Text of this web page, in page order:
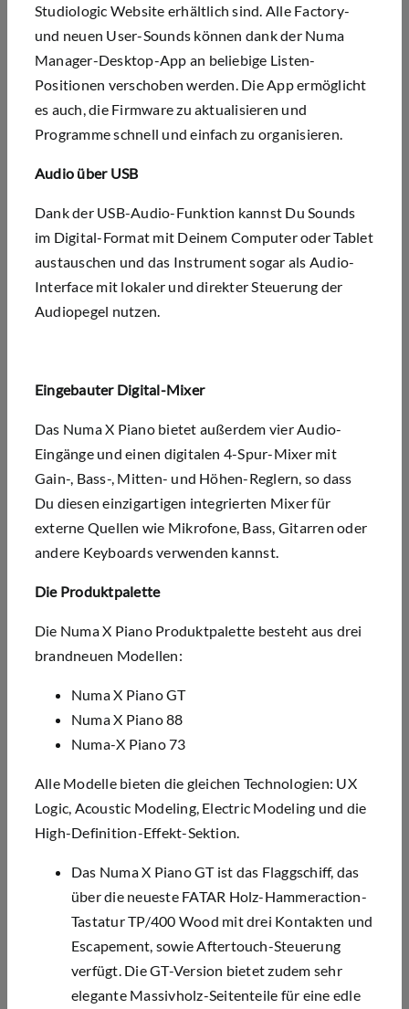
Studiologic Website erhältlich sind. Alle Factory-
und neuen User-Sounds können dank der Numa
Manager-Desktop-App an beliebige Listen-
Positionen verschoben werden. Die App ermöglicht
es auch, die Firmware zu aktualisieren und
Programme schnell und einfach zu organisieren.
Audio über USB
Dank der USB-Audio-Funktion kannst Du Sounds
im Digital-Format mit Deinem Computer oder Tablet
austauschen und das Instrument sogar als Audio-
Interface mit lokaler und direkter Steuerung der
Audiopegel nutzen.
Eingebauter Digital-Mixer
Das Numa X Piano bietet außerdem vier Audio-
Eingänge und einen digitalen 4-Spur-Mixer mit
Gain-, Bass-, Mitten- und Höhen-Reglern, so dass
Du dieseneinzigartigen integrierten Mixer für
externe Quellen wie Mikrofone, Bass, Gitarren oder
andere Keyboards verwenden kannst.
Die Produktpalette
Die Numa X Piano Produktpalette besteht aus drei
brandneuen Modellen:
Numa X Piano GT
Numa X Piano 88
Numa-X Piano 73
Alle Modelle bieten die gleichen Technologien: UX
Logic, Acoustic Modeling, Electric Modeling und die
High-Definition-Effekt-Sektion.
Das Numa X Piano GT ist das Flaggschiff, das
über die neueste FATAR Holz-Hammeraction-
Tastatur TP/400 Wood mit drei Kontakten und
Escapement, sowie Aftertouch-Steuerung
verfügt. Die GT-Version bietet zudem sehr
elegante Massivholz-Seitenteile für eine edle